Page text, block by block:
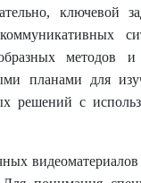
ключевой
методов
планами для
решений с